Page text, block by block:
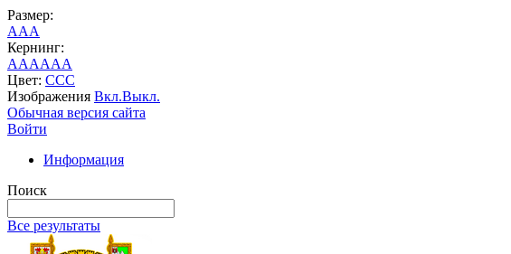
Размер:
AAA
Кернинг:
AAAAAA
Цвет: CCC
Изображения Вкл.Выкл.
Обычная версия сайта
Войти
Информация
Поиск
Все результаты